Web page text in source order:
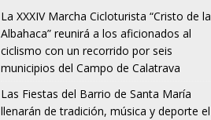
La XXXIV Marcha Cicloturista “Cristo de la
Albahaca” reunirá a los aficionados al
ciclismo con un recorrido por seis
municipios del Campo de Calatrava
Las Fiestas del Barrio de Santa María
llenarán de tradición, música y deporte el